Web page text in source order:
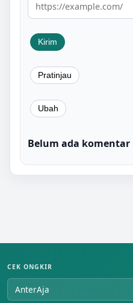
Belum ada komentar
CEK ONGKIR
AnterAja